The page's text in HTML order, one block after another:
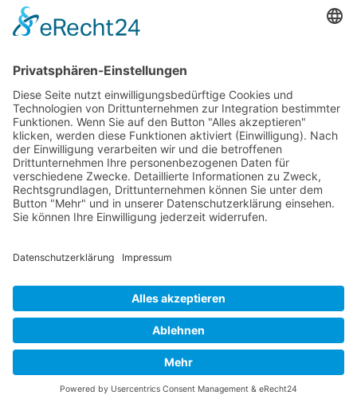
P 0,5
Einzelpreis/St.
4,05€
Gaillardia x grandiflora ‚Kobold‘
Kokardenblume